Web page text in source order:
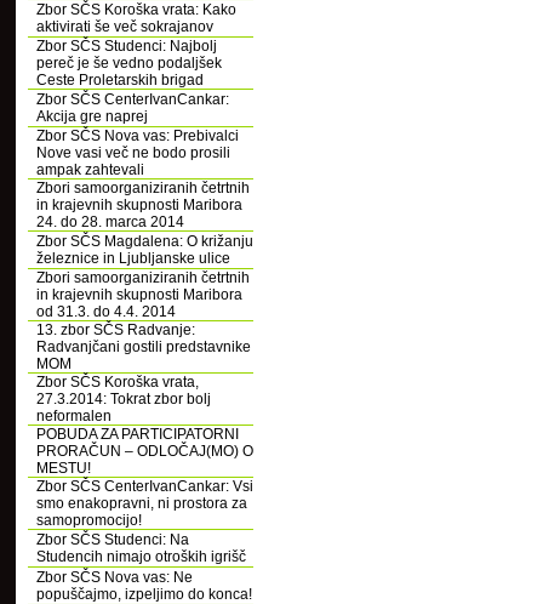
Zbor SČS Koroška vrata: Kako
aktivirati še več sokrajanov
Zbor SČS Studenci: Najbolj
pereč je še vedno podaljšek
Ceste Proletarskih brigad
Zbor SČS CenterIvanCankar:
Akcija gre naprej
Zbor SČS Nova vas: Prebivalci
Nove vasi več ne bodo prosili
ampak zahtevali
Zbori samoorganiziranih četrtnih
in krajevnih skupnosti Maribora
24. do 28. marca 2014
Zbor SČS Magdalena: O križanju
železnice in Ljubljanske ulice
Zbori samoorganiziranih četrtnih
in krajevnih skupnosti Maribora
od 31.3. do 4.4. 2014
13. zbor SČS Radvanje:
Radvanjčani gostili predstavnike
MOM
Zbor SČS Koroška vrata,
27.3.2014: Tokrat zbor bolj
neformalen
POBUDA ZA PARTICIPATORNI
PRORAČUN – ODLOČAJ(MO) O
MESTU!
Zbor SČS CenterIvanCankar: Vsi
smo enakopravni, ni prostora za
samopromocijo!
Zbor SČS Studenci: Na
Studencih nimajo otroških igrišč
Zbor SČS Nova vas: Ne
popuščajmo, izpeljimo do konca!